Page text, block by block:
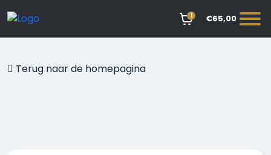
1 €65,00
Terug naar de homepagina